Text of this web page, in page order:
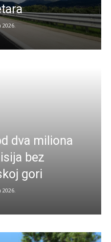
dva miliona
bez
gori